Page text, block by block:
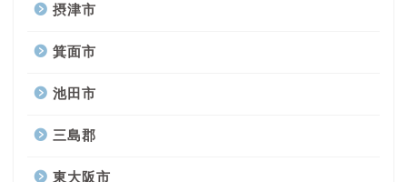
摂津市
箕面市
池田市
三島郡
東大阪市